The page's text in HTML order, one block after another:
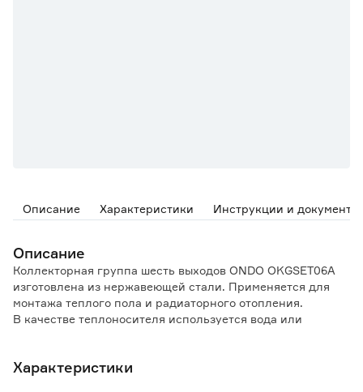
Описание Характеристики Инструкции и документы
Описание
Коллекторная группа шесть выходов ONDO OKGSET06A
изготовлена из нержавеющей стали. Применяется для
монтажа теплого пола и радиаторного отопления.
В качестве теплоносителя используется вода или
В комплекте: расходометры, сливные краны, крепления и
Характеристики